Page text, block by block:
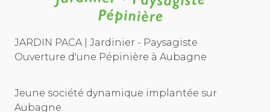
JARDIN PACA | Jardinier - Paysagiste
Ouverture d'une Pépinière à Aubagne
Jeune société dynamique implantée sur
Aubagne.